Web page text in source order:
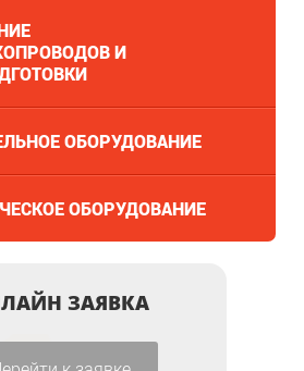
И
ОБОРУДОВАНИЕ
ОБОРУДОВАНИЕ
ЗАЯВКА